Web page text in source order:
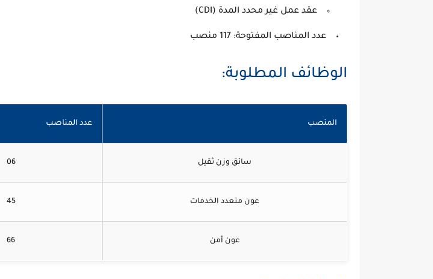
عقد عمل غير محدد المدة (CDI)
عدد المناصب المفتوحة:
الوظائف المطلوبة:
المنصب عدد المناصب
سائق وزن ثقيل 06
عون متعدد الخدمات 45
عون أمن 66